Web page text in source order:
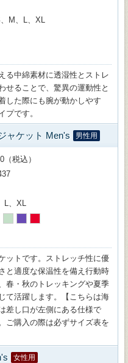
M、L、XL
る中綿素材に透湿性とストレ
せることで、驚異の運動性と
した際にも腕が動かしやす
プです。
ャケット Men's 男性用
（税込）
L、XL
ットです。ストレッチ性に優
と適度な保温性を備え行動時
春・秋のトレッキングや夏季
て活躍します。【こちらは海
差し口が左側にある仕様で
ご購入の際は必ずサイズ表を
女性用